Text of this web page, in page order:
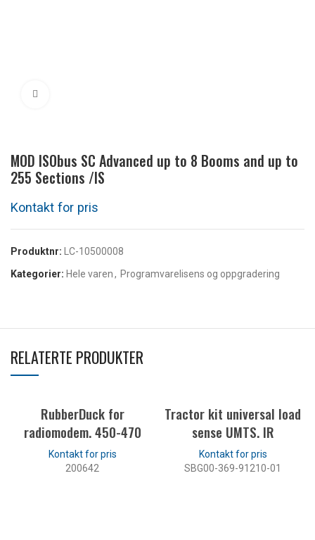
MOD ISObus SC Advanced up to 8 Booms and up to
255 Sections /IS
Produktnr: LC-10500008
Kategorier: Hele varen, Programvarelisens og oppgradering
RELATERTE PRODUKTER
RubberDuck for
radiomodem. 450-470
200642
Tractor kit universal load
sense UMTS. IR
SBG00-369-91210-01